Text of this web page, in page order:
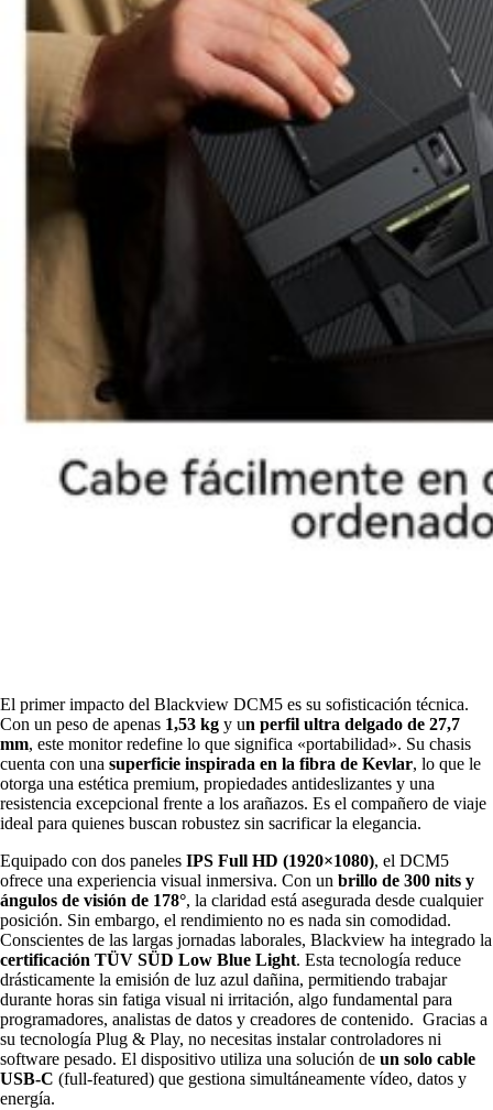
El primer impacto del Blackview DCM5 es su sofisticación técnica.
Con un peso de apenas 1,53 kg y un perfil ultra delgado de 27,7
mm, este monitor redefine lo que significa «portabilidad». Su chasis
cuenta con una superficie inspirada en la fibra de Kevlar, lo que le
otorga una estética premium, propiedades antideslizantes y una
resistencia excepcional frente a los arañazos. Es el compañero de viaje
ideal para quienes buscan robustez sin sacrificar la elegancia.
Equipado con dos paneles IPS Full HD (1920×1080), el DCM5
ofrece una experiencia visual inmersiva. Con un brillo de 300 nits y
ángulos de visión de 178°, la claridad está asegurada desde cualquier
posición. Sin embargo, el rendimiento no es nada sin comodidad.
Conscientes de las largas jornadas laborales, Blackview ha integrado la
certificación TÜV SÜD Low Blue Light. Esta tecnología reduce
drásticamente la emisión de luz azul dañina, permitiendo trabajar
durante horas sin fatiga visual ni irritación, algo fundamental para
programadores, analistas de datos y creadores de contenido. Gracias a
su tecnología Plug & Play, no necesitas instalar controladores ni
software pesado. El dispositivo utiliza una solución de un solo cable
USB-C (full-featured) que gestiona simultáneamente vídeo, datos y
energía.